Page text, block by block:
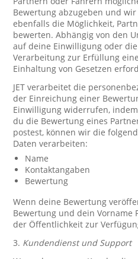
Bewertung abzugeben und
ebenfalls die Möglichkeit,
bewerten. Abhängig von den
auf deine Einwilligung oder
Verarbeitung zur Erfüllung
Einhaltung von Gesetzen
JET verarbeitet die
der Einreichung einer
Einwilligung widerrufen,
du die Bewertung eines
postest, können wir die
Daten verarbeiten:
Name
Kontaktangaben
Bewertung
Wenn deine Bewertung
Bewertung und dein Vorname
der Öffentlichkeit zur
3. Kundendienst und Support